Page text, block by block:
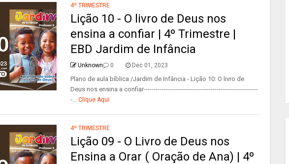
4º TRIMESTRE
Lição 10 - O livro de Deus nos
ensina a confiar | 4º Trimestre |
EBD Jardim de Infância
Unknown 0 Dec 01, 2023
Plano de aula bíblica /Jardim de Infância - Lição 10: O livro de
Deus nos ensina a confiar----------------------------------------------------------
-... Clique Aqui
4º TRIMESTRE
Lição 09 - O Livro de Deus nos
Ensina a Orar ( Oração de Ana) | 4º